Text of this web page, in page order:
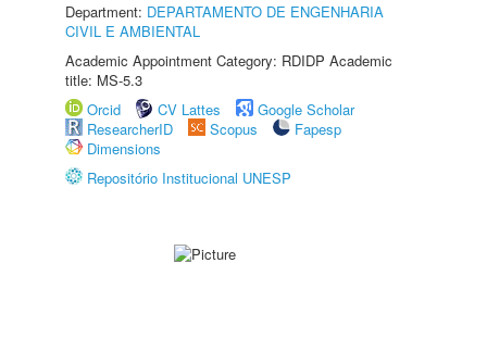
Department: DEPARTAMENTO DE ENGENHARIA
CIVIL E AMBIENTAL
Academic Appointment Category: RDIDP Academic
title: MS-5.3
Orcid
CV Lattes
Google Scholar
ResearcherID
Scopus
Fapesp
Dimensions
Repositório Institucional UNESP